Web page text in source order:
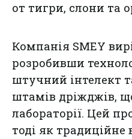
от тигри, слони та
Компанія SMEY
розробивши
штучний інтелект
штамів дріжджів,
лабораторії. Цей
тоді як